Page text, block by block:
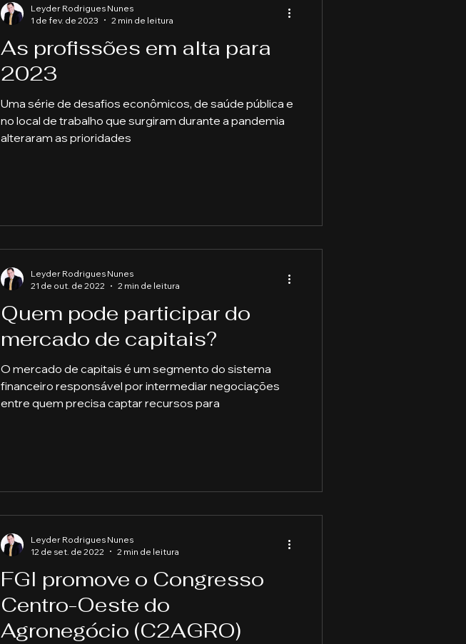
As profissões em alta para
2023
Uma série de desafios econômicos, de saúde pública e
no local de trabalho que surgiram durante a pandemia
alteraram as prioridades
Leyder Rodrigues Nunes
1 de fev. de 2023
2 min de leitura
Quem pode participar do
mercado de capitais?
O mercado de capitais é um segmento do sistema
financeiro responsável por intermediar negociações
entre quem precisa captar recursos para
Leyder Rodrigues Nunes
21 de out. de 2022
2 min de leitura
FGI promove o Congresso
Centro-Oeste do
Agronegócio (C2AGRO)
Leyder Rodrigues Nunes
12 de set. de 2022
2 min de leitura